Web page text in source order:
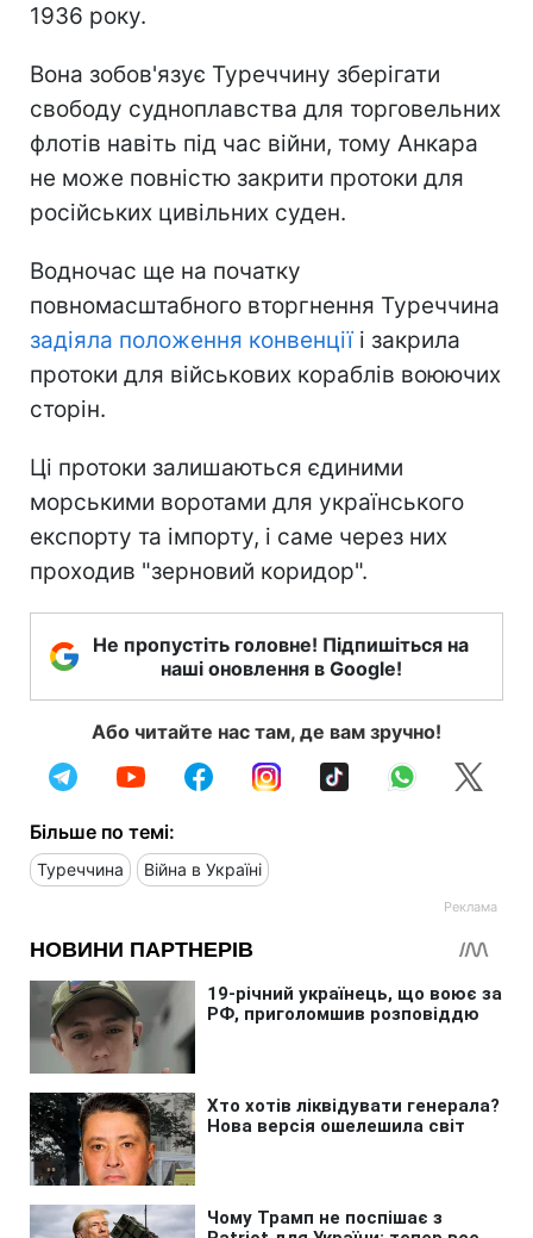
1936 року.
Вона зобов'язує Туреччину зберігати
свободу судноплавства для торговельних
флотів навіть під час війни, тому Анкара
не може повністю закрити протоки для
російських цивільних суден.
Водночас ще на початку
повномасштабного вторгнення Туреччина
задіяла положення конвенціїі закрила
протоки для військових кораблів воюючих
сторін.
Ці протоки залишаються єдиними
морськими воротами для українського
експорту та імпорту, і саме через них
проходив "зерновий коридор".
Не пропустіть головне! Підпишіться на
наші оновлення в Google!
Або читайте нас там, де вам зручно!
Більше по темі:
Туреччина Війна в Україні